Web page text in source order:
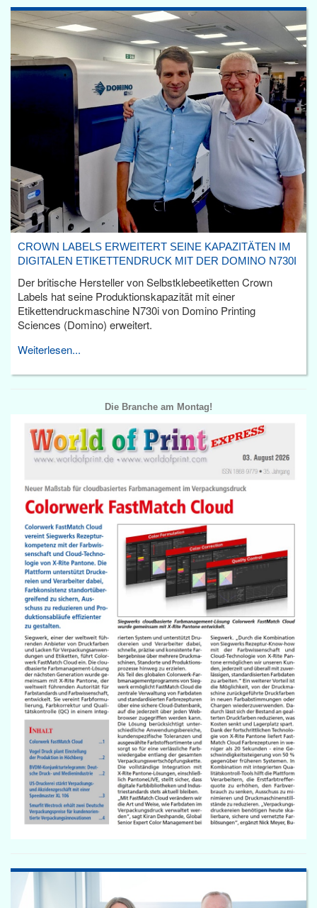
CROWN LABELS ERWEITERT SEINE KAPAZITÄTEN IM
DIGITALEN ETIKETTENDRUCK MIT DER DOMINO N730I
Der britische Hersteller von Selbstklebeetiketten Crown
Labels hat seine Produktionskapazität mit einer
Etikettendruckmaschine N730i von Domino Printing
Sciences (Domino) erweitert.
Weiterlesen...
Die Branche am Montag!